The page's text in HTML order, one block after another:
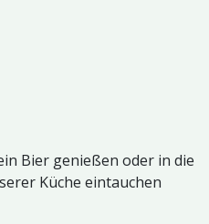
Bier genießen oder in die
Küche eintauchen